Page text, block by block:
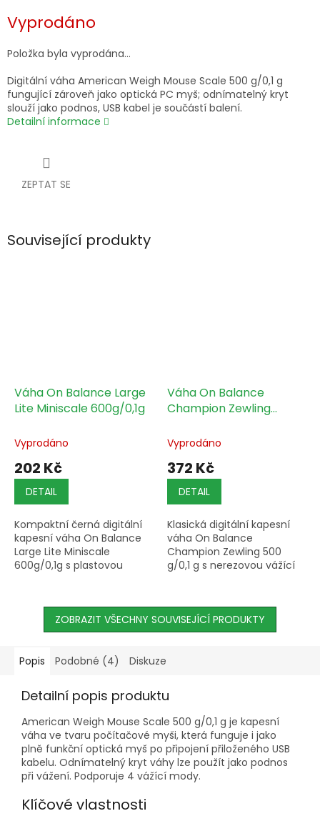
cena:
Vyprodáno
Položka byla vyprodána…
Digitální váha American Weigh Mouse Scale 500 g/0,1 g
fungující zároveň jako optická PC myš; odnímatelný kryt
slouží jako podnos, USB kabel je součástí balení.
Detailní informace
ZEPTAT SE
Související produkty
Váha On Balance Large
Lite Miniscale 600g/0,1g
Vyprodáno
202 Kč
DETAIL
Kompaktní černá digitální
kapesní váha On Balance
Large Lite Miniscale
600g/0,1g s plastovou
odnímatelným víkem,
hmotností 76 g a...
Váha On Balance
Champion Zewling
Vyprodáno
372 Kč
DETAIL
Klasická digitální kapesní
váha On Balance
Champion Zewling 500
g/0,1 g s nerezovou vážící
krytem jako vážící
nádobou; hmotnost 139...
ZOBRAZIT VŠECHNY SOUVISEJÍCÍ PRODUKTY
Popis Podobné (4) Diskuze
Detailní popis produktu
American Weigh Mouse Scale 500 g/0,1 g je kapesní
váha ve tvaru počítačové myši, která funguje i jako
plně funkční optická myš po připojení přiloženého USB
kabelu. Odnímatelný kryt váhy lze použít jako podnos
při vážení. Podporuje 4 vážící mody.
Klíčové vlastnosti